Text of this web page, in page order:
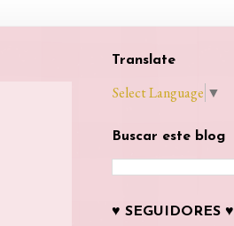
Translate
Select Language ▼
Buscar este blog
♥ SEGUIDORES ♥